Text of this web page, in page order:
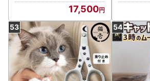
17,500